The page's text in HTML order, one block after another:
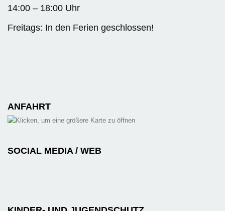
14:00 – 18:00 Uhr
Freitags: In den Ferien geschlossen!
ANFAHRT
SOCIAL MEDIA / WEB